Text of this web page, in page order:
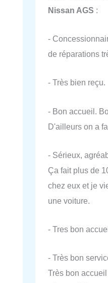
Nissan AGS :
-
de réparations
- Très bien reçu.
- Bon accueil.
D'ailleurs on a
- Sérieux,
Ça fait plus de
chez eux et je
une voiture.
- Tres bon
- Très bon
Très bon